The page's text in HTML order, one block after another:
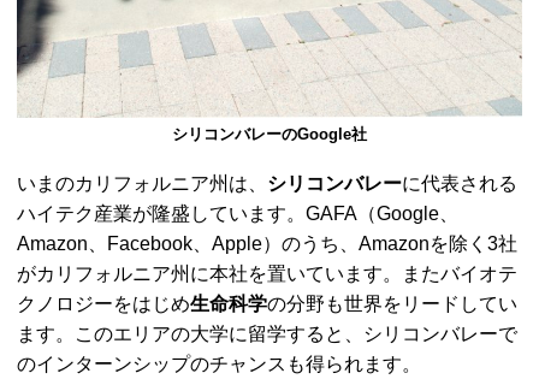
シリコンバレーのGoogle社
いまのカリフォルニア州は、 シリコンバレーに代表される
ハイテク産業が隆盛しています。GAFA（Google、
Amazon、Facebook、Apple）のうち、Amazonを除く3社
がカリフォルニア州に本社を置いています。またバイオテ
クノロジーをはじめ生命科学の分野も世界をリードしてい
ます。このエリアの大学に留学すると、シリコンバレーで
のインターンシップのチャンスも得られます。